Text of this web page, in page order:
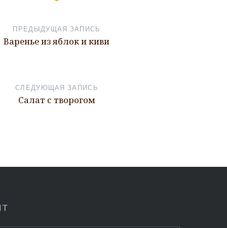
ПРЕДЫДУЩАЯ ЗАПИСЬ
Варенье из яблок и киви
СЛЕДУЮЩАЯ ЗАПИСЬ
Салат с творогом